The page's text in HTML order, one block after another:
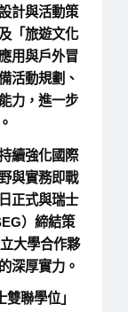
計與活動策
「旅遊文化
用與戶外冒
活動規劃、
力，進一步
續強化國際
與實務即戰
正式與瑞士
）締結策
大學合作夥
深厚實力。
聯學位」